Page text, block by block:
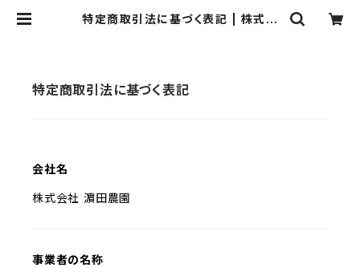
特定商取引法に基づく表記 | 株式会
特定商取引法に基づく表記
会社名
株式会社 濵田農園
事業者の名称